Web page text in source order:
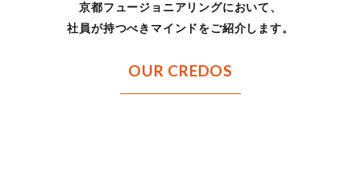
京都フュージョニアリングにおいて、
社員が持つべきマインドをご紹介します。
OUR CREDOS